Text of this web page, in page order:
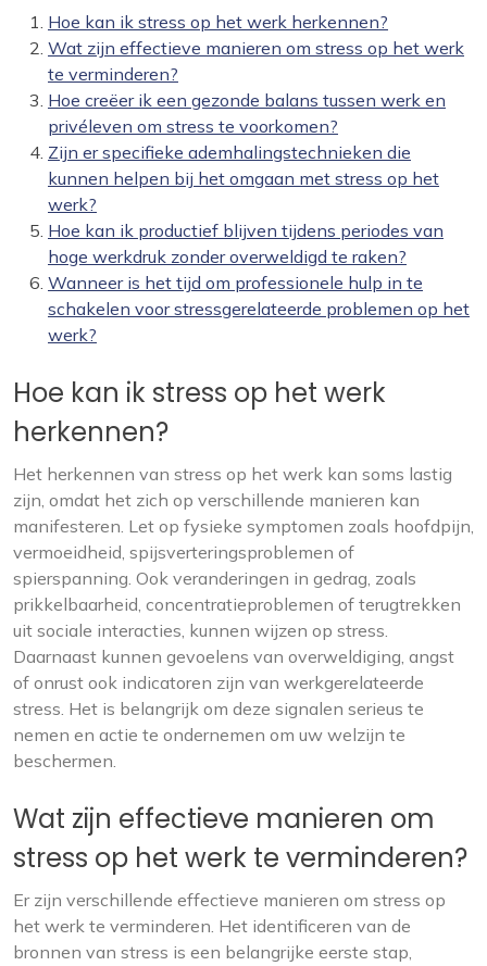
Hoe kan ik stress op het werk herkennen?
Wat zijn effectieve manieren om stress op het werk
te verminderen?
Hoe creëer ik een gezonde balans tussen werk en
privéleven om stress te voorkomen?
Zijn er specifieke ademhalingstechnieken die
kunnen helpen bij het omgaan met stress op het
werk?
Hoe kan ik productief blijven tijdens periodes van
hoge werkdruk zonder overweldigd te raken?
Wanneer is het tijd om professionele hulp in te
schakelen voor stressgerelateerde problemen op het
werk?
Hoe kan ik stress op het werk
herkennen?
Het herkennen van stress op het werk kan soms lastig
zijn, omdat het zich op verschillende manieren kan
manifesteren. Let op fysieke symptomen zoals hoofdpijn,
vermoeidheid, spijsverteringsproblemen of
spierspanning. Ook veranderingen in gedrag, zoals
prikkelbaarheid, concentratieproblemen of terugtrekken
uit sociale interacties, kunnen wijzen op stress.
Daarnaast kunnen gevoelens van overweldiging, angst
of onrust ook indicatoren zijn van werkgerelateerde
stress. Het is belangrijk om deze signalen serieus te
nemen en actie te ondernemen om uw welzijn te
beschermen.
Wat zijn effectieve manieren om
stress op het werk te verminderen?
Er zijn verschillende effectieve manieren om stress op
het werk te verminderen. Het identificeren van de
bronnen van stress is een belangrijke eerste stap,